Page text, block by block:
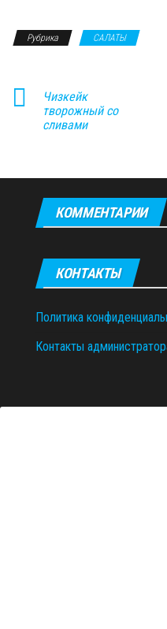
Рубрика САЛАТЫ
Чизкейк
творожный со
сливами
КОММЕНТАРИИ
КОНТАКТЫ
Политика
Контакты